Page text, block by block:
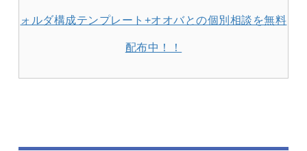
ォルダ構成テンプレート+オオバとの個別相談を無料
配布中！！